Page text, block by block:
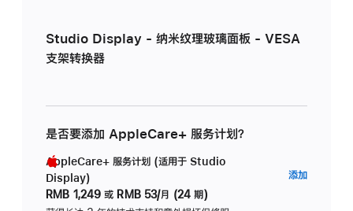
Studio Display - 纳米纹理玻璃面板 - VESA
支架转换器
是否要添加 AppleCare+ 服务计划？
AppleCare+ 服务计划 (适用于 Studio
Display)
RMB 1,249 或 RMB 53/月 (24 期)
添加